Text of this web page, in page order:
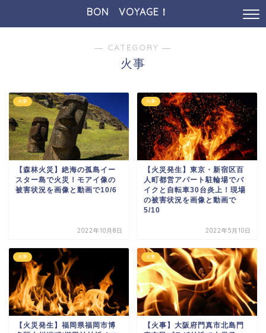
BON VOYAGE！
― CATEGORY ―
火事
火事
【森林火災】絶海の孤島イー
スター島で火災！モアイ像の
被害状況を画像と動画で10/6
2022年10月8日
火事
【火災発生】東京・新宿区百
人町都営アパート駐輪場でバ
イクと自転車30台炎上！現場
の被害状況を画像と動画で
5/10
2022年5月10日
火事
【火災発生】福岡県福岡市博
火事
【火事】大阪府門真市北島門